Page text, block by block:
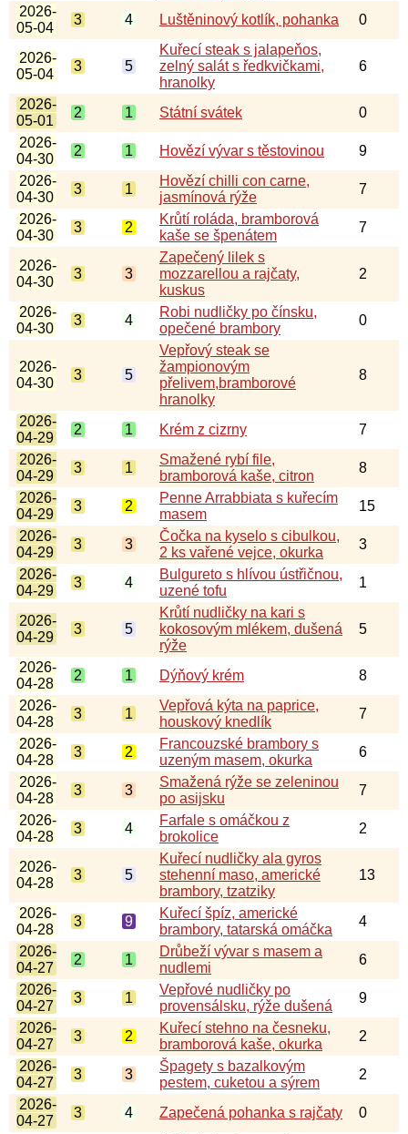
2026-
05-04
3 4 Luštěninový kotlík, pohanka 0
2026-
05-04
3 5
Kuřecí steak s jalapeňos,
zelný salát s ředkvičkami,
hranolky
6
2026-
05-01
2 1 Státní svátek
0
2026-
04-30
2 1 Hovězí vývar s těstovinou
9
2026-
04-30
3 1
Hovězí chilli con carne,
jasmínová rýže
7
2026-
04-30
3 2
Krůtí roláda, bramborová
kaše se špenátem
7
2026-
04-30
3 3
Zapečený lilek s
mozzarellou a rajčaty,
kuskus
2
2026-
04-30
3 4
Robi nudličky po čínsku,
opečené brambory
0
2026-
04-30
3 5
Vepřový steak se
žampionovým
přelivem,bramborové
hranolky
8
2026-
04-29
2 1 Krém z cizrny
7
2026-
04-29
3 1
Smažené rybí file,
bramborová kaše, citron
8
2026-
04-29
3 2
Penne Arrabbiata s kuřecím
masem
15
2026-
04-29
3 3
Čočka na kyselo s cibulkou,
2 ks vařené vejce, okurka
3
2026-
04-29
3 4
Bulgureto s hlívou ústřičnou,
uzené tofu
1
2026-
04-29
3 5
Krůtí nudličky na kari s
kokosovým mlékem, dušená
rýže
5
2026-
04-28
2 1 Dýňový krém
8
2026-
04-28
3 1
Vepřová kýta na paprice,
houskový knedlík
7
2026-
04-28
3 2
Francouzské brambory s
uzeným masem, okurka
6
2026-
04-28
3 3
Smažená rýže se zeleninou
po asijsku
7
2026-
04-28
3 4
Farfale s omáčkou z
brokolice
2
2026-
04-28
3 5
Kuřecí nudličky ala gyros
stehenní maso, americké
brambory, tzatziky
13
2026-
04-28
3 9
Kuřecí špíz, americké
brambory, tatarská omáčka
4
2026-
04-27
2 1
Drůbeží vývar s masem a
nudlemi
6
2026-
04-27
3 1
Vepřové nudličky po
provensálsku, rýže dušená
9
2026-
04-27
3 2
Kuřecí stehno na česneku,
bramborová kaše, okurka
2
2026-
04-27
3 3
Špagety s bazalkovým
pestem, cuketou a sýrem
2
2026-
04-27
3 4 Zapečená pohanka s rajčaty 0